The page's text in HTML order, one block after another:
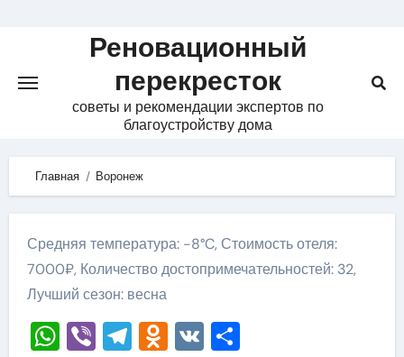
Реновационный
перекресток
советы и рекомендации экспертов по
благоустройству дома
Главная Воронеж
Средняя температура: -8°C, Стоимость отеля:
7000₽, Количество достопримечательностей: 32,
Лучший сезон: весна
WhatsApp
ViberTelegram
Odnoklassniki
VKОтправить